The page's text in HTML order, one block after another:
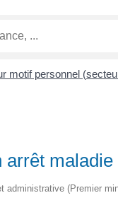
motif personnel
administrative (Premier